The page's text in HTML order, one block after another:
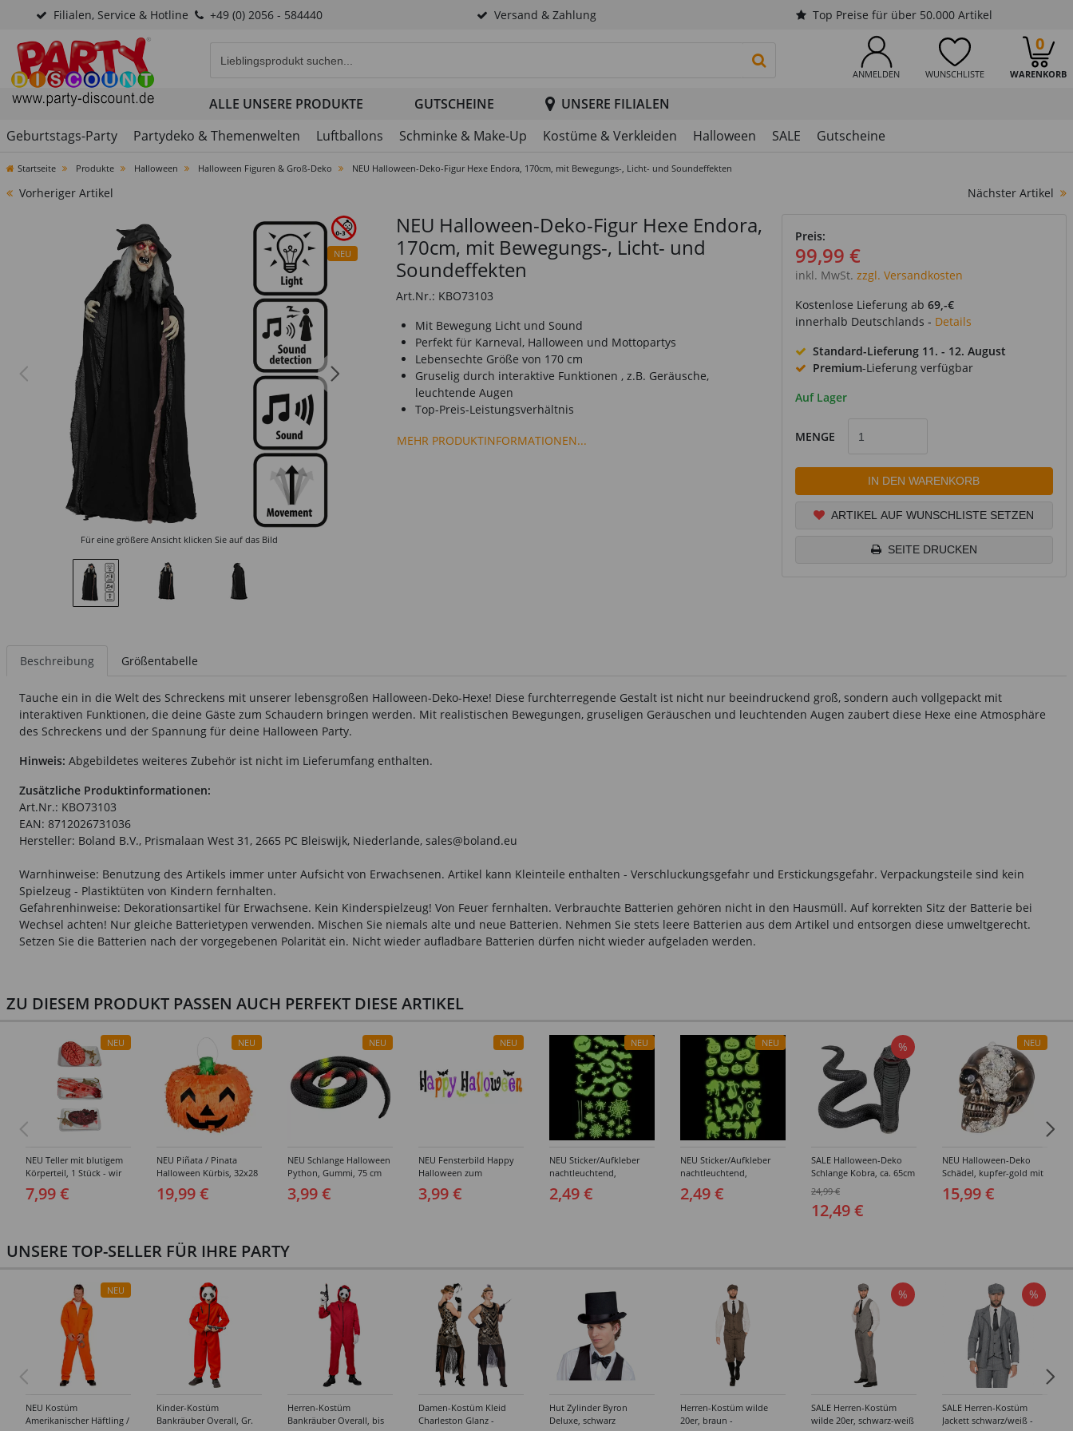
Filialen, Service & Hotline +49 (0) 2056 - 584440 Versand & Zahlung Top Preise für über 50.000 Artikel
ANMELDEN WUNSCHLISTE WARENKORB
0
PRODUKTSUCHE STARTEN
ALLE UNSERE PRODUKTE GUTSCHEINE
UNSERE FILIALEN
Geburtstags-Party
Partydeko & Themenwelten Luftballons Schminke & Make-Up Kostüme & Verkleiden Halloween SALE Gutscheine
Startseite Produkte Halloween Halloween Figuren & Groß-Deko NEU Halloween-Deko-Figur Hexe Endora, 170cm, mit Bewegungs-, Licht- und Soundeffekten
Vorheriger Artikel Nächster Artikel
NEU
Für eine größere Ansicht klicken Sie auf das Bild
NEU Halloween-Deko-Figur Hexe Endora,
170cm, mit Bewegungs-, Licht- und
Soundeffekten
Art.Nr.: KBO73103
Mit Bewegung Licht und Sound
Perfekt für Karneval, Halloween und Mottopartys
Lebensechte Größe von 170 cm
Gruselig durch interaktive Funktionen , z.B. Geräusche,
leuchtende Augen
Top-Preis-Leistungsverhältnis
MEHR PRODUKTINFORMATIONEN...
Preis:
99,99 €
inkl. MwSt. zzgl. Versandkosten
Kostenlose Lieferung ab 69,-€
innerhalb Deutschlands - Details
Standard-Lieferung 11. - 12. August
Premium-Lieferung verfügbar
Auf Lager
MENGE
IN DEN WARENKORB
ARTIKEL AUF WUNSCHLISTE SETZEN
SEITE DRUCKEN
Beschreibung Größentabelle
Tauche ein in die Welt des Schreckens mit unserer lebensgroßen Halloween-Deko-Hexe! Diese furchterregende Gestalt ist nicht nur beeindruckend groß, sondern auch vollgepackt mit
interaktiven Funktionen, die deine Gäste zum Schaudern bringen werden. Mit realistischen Bewegungen, gruseligen Geräuschen und leuchtenden Augen zaubert diese Hexe eine Atmosphäre
des Schreckens und der Spannung für deine Halloween Party.
Hinweis: Abgebildetes weiteres Zubehör ist nicht im Lieferumfang enthalten.
Zusätzliche Produktinformationen:
Art.Nr.: KBO73103
EAN: 8712026731036
Hersteller: Boland B.V., Prismalaan West 31, 2665 PC Bleiswijk, Niederlande, sales@boland.eu
Warnhinweise: Benutzung des Artikels immer unter Aufsicht von Erwachsenen. Artikel kann Kleinteile enthalten - Verschluckungsgefahr und Erstickungsgefahr. Verpackungsteile sind kein
Spielzeug - Plastiktüten von Kindern fernhalten.
Gefahrenhinweise: Dekorationsartikel für Erwachsene. Kein Kinderspielzeug! Von Feuer fernhalten. Verbrauchte Batterien gehören nicht in den Hausmüll. Auf korrekten Sitz der Batterie bei
Wechsel achten! Nur gleiche Batterietypen verwenden. Mischen Sie niemals alte und neue Batterien. Nehmen Sie stets leere Batterien aus dem Artikel und entsorgen diese umweltgerecht.
Setzen Sie die Batterien nach der vorgegebenen Polarität ein. Nicht wieder aufladbare Batterien dürfen nicht wieder aufgeladen werden.
ZU DIESEM PRODUKT PASSEN AUCH PERFEKT DIESE ARTIKEL
NEU
NEU Teller mit blutigem
Körperteil, 1 Stück - wir
wählen für Sie aus ob
Herz oder Hand oder
7,99 €
NEU
NEU Piñata / Pinata
Halloween Kürbis, 32x28
cm, mit Schlaufe zum
Aufhängen
19,99 €
NEU
NEU Schlange Halloween
Python, Gummi, 75 cm
3,99 €
NEU
NEU Fensterbild Happy
Halloween zum
Ankleben, 50x15cm
3,99 €
NEU
NEU Sticker/Aufkleber
nachtleuchtend,
Halloween-Motive
Spinnen & Fledermäuse,
2,49 €
NEU
NEU Sticker/Aufkleber
nachtleuchtend,
Halloween-Motive
Katzen & Kürbis,
2,49 €
%
SALE Halloween-Deko
Schlange Kobra, ca. 65cm
lang, ca. 30cm hoch
24,99 €
12,49 €
NEU
NEU Halloween-Deko
Schädel, kupfer-gold mit
Perlen, ca. 16 x 15 x
21cm, Totenschädel
15,99 €
UNSERE TOP-SELLER FÜR IHRE PARTY
NEU
NEU Kostüm
Amerikanischer Häftling /
Kinder-Kostüm
Bankräuber Overall, Gr.
Herren-Kostüm
Bankräuber Overall, bis
Damen-Kostüm Kleid
Charleston Glanz -
Hut Zylinder Byron
Deluxe, schwarz
Herren-Kostüm wilde
20er, braun -
%
SALE Herren-Kostüm
wilde 20er, schwarz-weiß
%
SALE Herren-Kostüm
Jackett schwarz/weiß -